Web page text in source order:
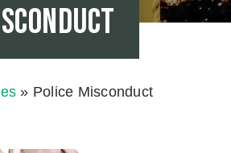
» Police Misconduct